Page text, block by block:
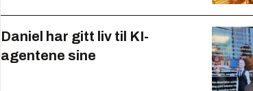
Daniel har gitt liv til KI-
agentene sine